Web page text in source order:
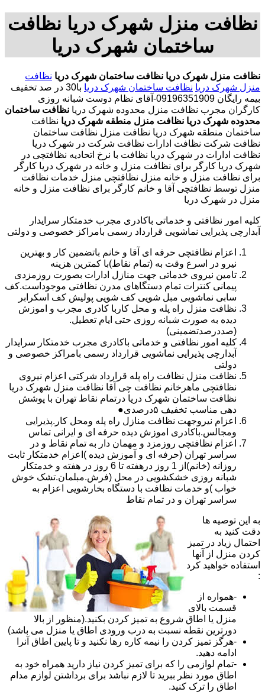
نظافت منزل شهرک دریا نظافت
ساختمان شهرک دریا
نظافت منزل شهرک دریا نظافت ساختمان شهرک دریا نظافت
منزل شهرک دریا نظافت ساختمان شهرک دریا با
30 در صد تخفیف
بیمه رایگان 09196351909-آقای نظام دوست شبانه روزی
کارگران مجرب نظافت منزل محدوده شهرک دریا نظافت ساختمان
محدوده شهرک دریا نظافت منزل منطقه شهرک دریا نظافت
ساختمان منطقه شهرک دریا نظافت منزل نظافت ساختمان
نظافت شرکت نظافت ادارات نظافت شرکت در شهرک دریا
نظافت ادارات در شهرک دریا نظافت با نرخ اتحادیه نظافتچی در
شهرک دریا کارگر برای نظافت منزل و خانه در شهرک دریا کارگر
برای نظافت منزل و خانه منزل نظافتچی منزل خدمات نظافت
منزل توسط نظافتچی آقا و خانم کارگر برای نظافت منزل و خانه
منزل در شهرک دریا
کلیه امور نظافتی و خدماتی باکادری مجرب خدمتکار سرایدار
آبدارچی پذیرایی نماشویی قرارداد رسمی بامراکز خصوصی و دولتی
اعزام نظافتچی حرفه ای آقا و خانم باتضمین کار و بهترین
نیرو در اسرع وقت به (تمام نقاط)با کمترین هزینه
تامین نیروی خدماتی جهت منازل ادارات بصورت روزمزدی
پیمانی کنترات تمام دستگاهای مدرن نظافتی موجوداست.کف
سابی نماشویی مبل شویی کف شویی پولیش کف اسکرابر
نظافت منزل راه پله و محل کاربا کادری مجرب و اموزش
دیده به صورت شبانه روزی حتی ایام تعطیل.
(صددرصدتضمینی)
کلیه امور نظافتی و خدماتی باکادری مجرب خدمتکار سرایدار
آبدارچی پذیرایی نماشویی قرارداد رسمی بامراکز خصوصی و
دولتی
نظافت منزل نظافت راه پله قرارداد شرکتی اعزام نیروی
نظافتچی ماهرخانم نظافت چی آقا نظافت منزل شهرک دریا
نظافت ساختمان شهرک دریا درتمام نقاط تهران با پوشش
دهی مناسب تخفیف ۵درصدی●
اعزام نیروجهت نظافت منازل راه پله ومحل کار.پذیرایی
ومجالس.باکادری اموزش دیده حرفه ای و ایرانی تماس
اعزام نظافتچی روزمزد و مهمان دار به تمام نقاط و در
سراسر تهران (حرفه ای و آموزش دیده )اعزام خدمتکار ثابت
روزانه (خانم)از 1 روز درهفته تا 6 روز در هفته و خدمتکار
شبانه روزی خشکشویی در محل (فرش.مبلمان.تشک خوش
خواب )و خدمات نظافت با دستگاه بخارشویی اعزام به
سراسر تهران و در تمام نقاط
به این توصیه ها
دقت کنید به
احتمال زیاد در تمیز
کردن منزل از آنها
استفاده خواهید کرد
:
-همواره از
قسمت بالای
منزل یا اطاق شروع به تمیز کردن بکنید.(منظور از بالا
دورترین نقطه نسبت به درب ورودی اطاق یا منزل می باشد)
-هرگز تمیز کردن را نیمه کاره رها نکنید و تا پایین اطاق آنرا
ادامه دهید.
-تمام لوازمی را که برای تمیز کردن نیاز دارید همراه خود به
اطاق مورد نظر ببرید تا لازم نباشد برای برداشتن لوازم مدام
اطاق را ترک کنید.